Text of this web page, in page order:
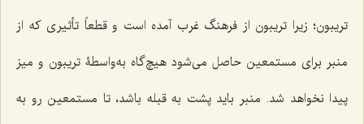
تریبون؛ زیرا تریبون از فرهنگ غرب آمده است و قطعاً تأثیری که از
منبر برای مستمعین حاصل می‌شود هیچ‌گاه به‌واسطۀ تریبون و میز
پیدا نخواهد شد. منبر باید پشت به قبله باشد، تا مستمعین رو به